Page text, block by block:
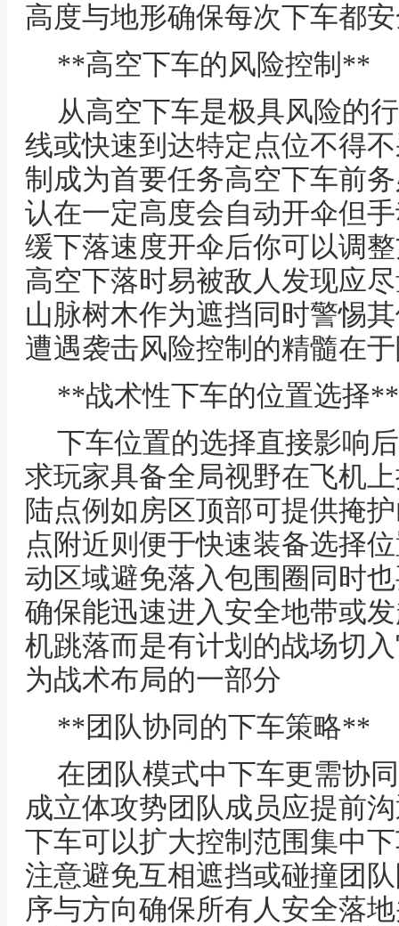
高度与地形确保每次下车都
**高空下车的风险控制**
从高空下车是极具风险的
线或快速到达特定点位不得
制成为首要任务高空下车前
认在一定高度会自动开伞但
缓下落速度开伞后你可以调
高空下落时易被敌人发现应
山脉树木作为遮挡同时警惕
遭遇袭击风险控制的精髓在
**战术性下车的位置选择**
下车位置的选择直接影响
求玩家具备全局视野在飞机
陆点例如房区顶部可提供掩
点附近则便于快速装备选择
动区域避免落入包围圈同时
确保能迅速进入安全地带或
机跳落而是有计划的战场切
为战术布局的一部分
**团队协同的下车策略**
在团队模式中下车更需协
成立体攻势团队成员应提前
下车可以扩大控制范围集中
注意避免互相遮挡或碰撞团
序与方向确保所有人安全落